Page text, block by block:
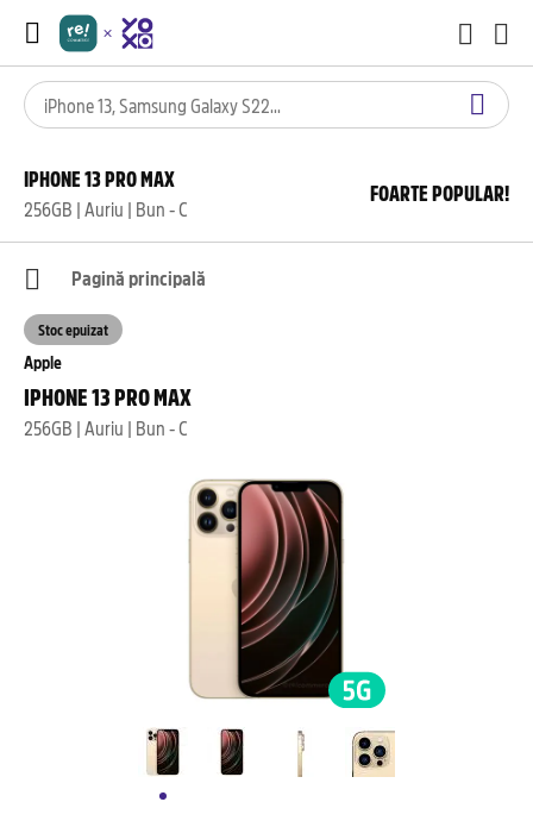
IPHONE 13 PRO MAX
256GB | Auriu | Bun - C
FOARTE POPULAR!
Pagină principală
Apple
IPHONE 13 PRO MAX
256GB | Auriu | Bun - C
Stoc epuizat